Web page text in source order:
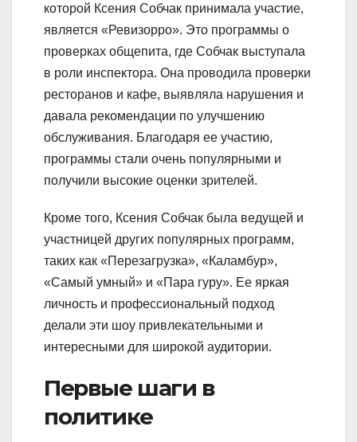
которой Ксения Собчак принимала участие,
является «Ревизорро». Это программы о
проверках общепита, где Собчак выступала
в роли инспектора. Она проводила проверки
ресторанов и кафе, выявляла нарушения и
давала рекомендации по улучшению
обслуживания. Благодаря ее участию,
программы стали очень популярными и
получили высокие оценки зрителей.
Кроме того, Ксения Собчак была ведущей и
участницей других популярных программ,
таких как «Перезагрузка», «Каламбур»,
«Самый умный» и «Пара гуру». Ее яркая
личность и профессиональный подход
делали эти шоу привлекательными и
интересными для широкой аудитории.
Первые шаги в
политике